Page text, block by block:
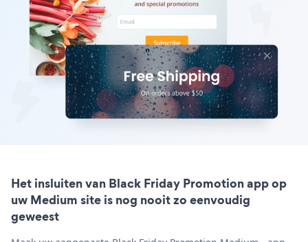
Het insluiten van Black Friday Promotion app op
uw Medium site is nog nooit zo eenvoudig
geweest